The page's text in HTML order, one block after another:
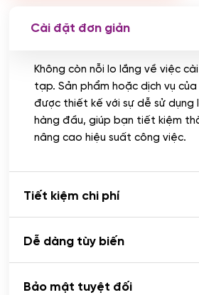
Cài đặt đơn giản
Không còn nỗi lo lắng về việc
tạp. Sản phẩm hoặc dịch vụ
được thiết kế với sự dễ sử dụng
hàng đầu, giúp bạn tiết kiệm
nâng cao hiệu suất công việc.
Tiết kiệm chi phí
Dễ dàng tùy biến
Bảo mật tuyệt đối